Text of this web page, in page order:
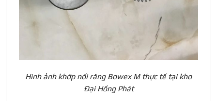
Hình ảnh khớp nối răng Bowex M thực tế tại kho
Đại Hồng Phát